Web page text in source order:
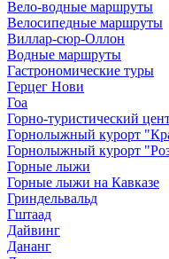
Вело-водные маршруты
Велосипедные маршруты
Виллар-сюр-Оллон
Водные маршруты
Гастрономические туры
Герцег Нови
Гоа
Горно-туристический
Горнолыжный курорт
Горнолыжный курорт
Горные лыжи
Горные лыжи на Кавказе
Гриндельвальд
Гштаад
Дайвинг
Дананг